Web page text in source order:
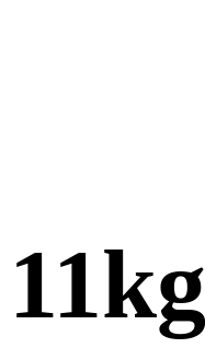
11kg غسالة